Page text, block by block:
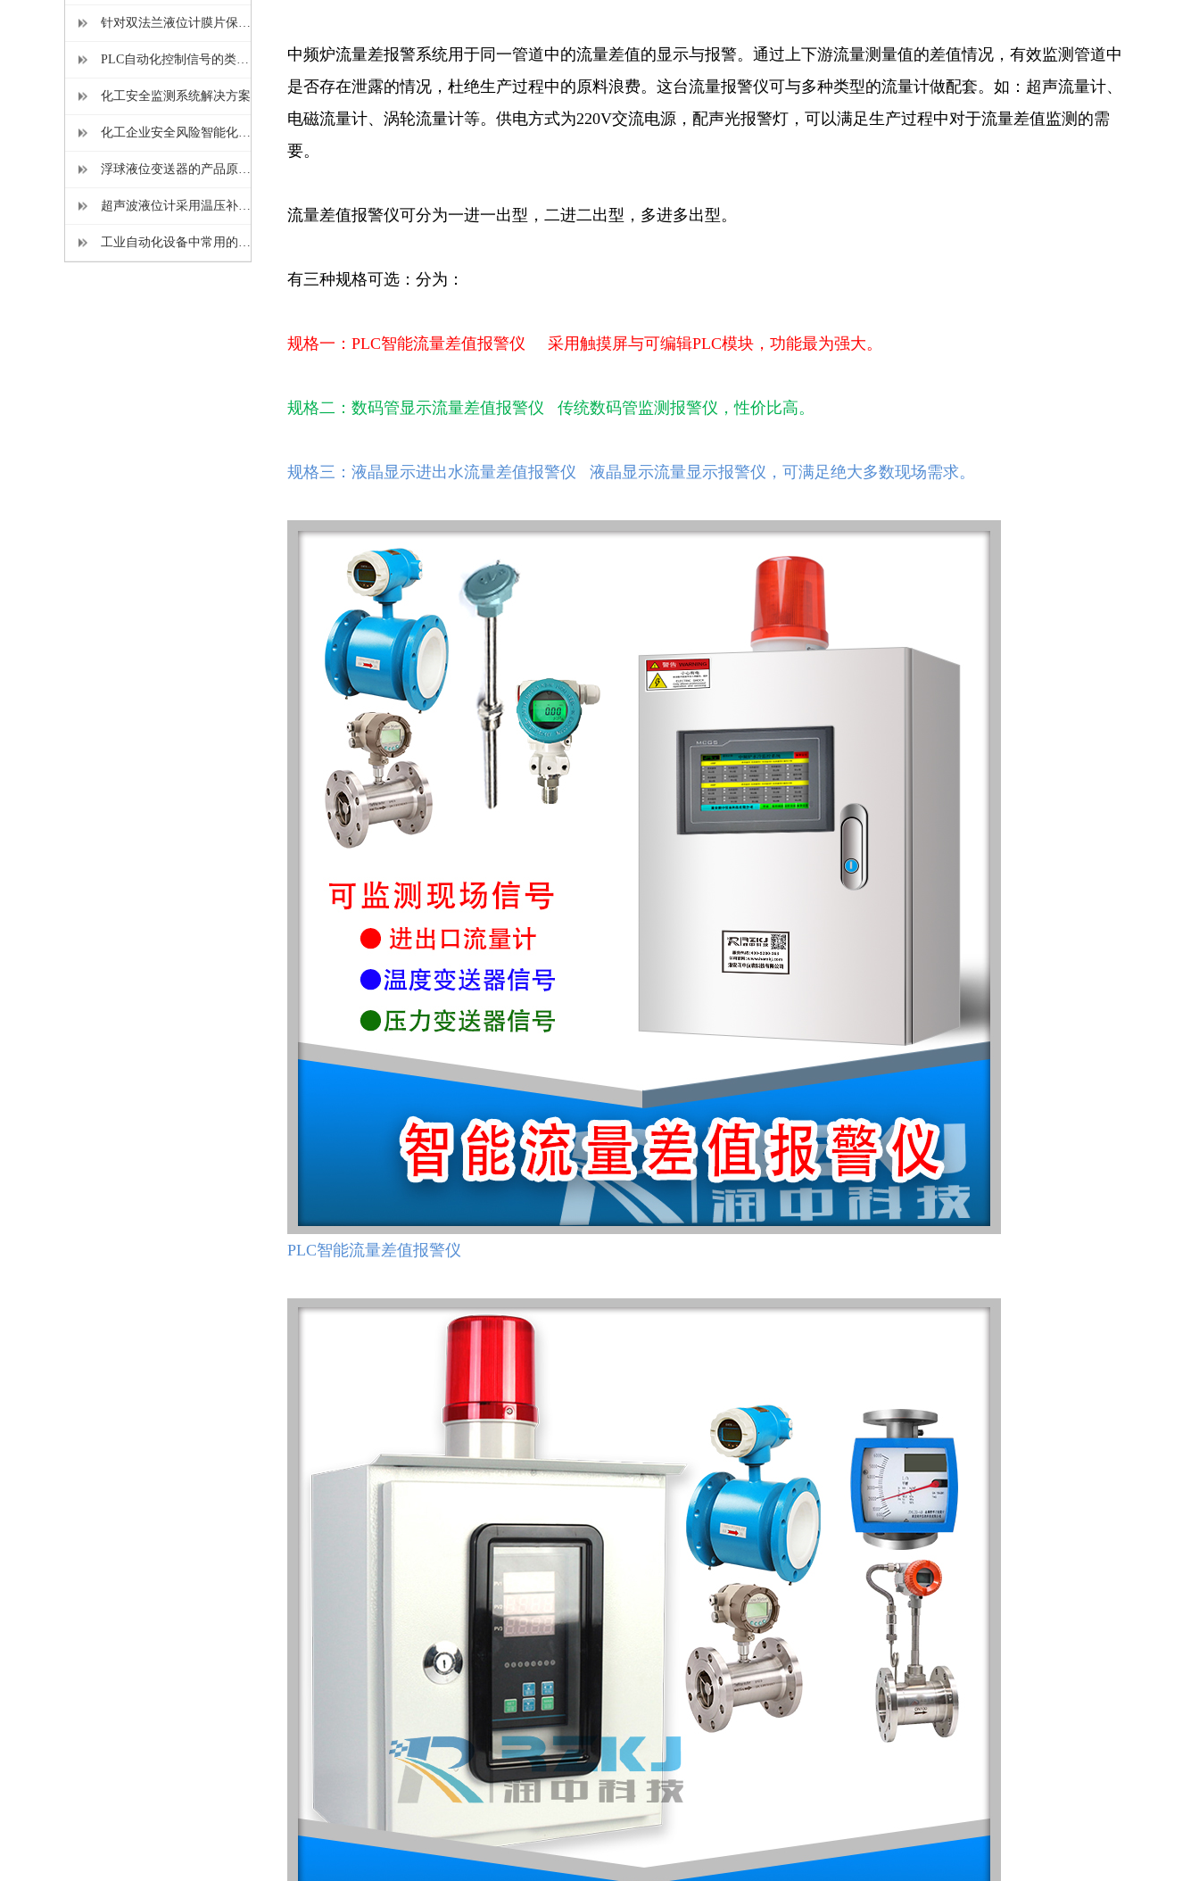
针对双法兰液位计膜片保护的安装改造方法详解
PLC自动化控制信号的类型及相互关系
化工安全监测系统解决方案
化工企业安全风险智能化管控平台
浮球液位变送器的产品原理及使用时的注意事项
超声波液位计采用温压补偿可以有效提高测量精度
工业自动化设备中常用的压力变送器
中频炉流量差报警系统用于同一管道中的流量差值的显示与报警。通过上下游流量测量值的差值情况，有效监测管道中
是否存在泄露的情况，杜绝生产过程中的原料浪费。这台流量报警仪可与多种类型的流量计做配套。如：超声流量计、
电磁流量计、涡轮流量计等。供电方式为220V交流电源，配声光报警灯，可以满足生产过程中对于流量差值监测的需
要。
流量差值报警仪可分为一进一出型，二进二出型，多进多出型。
有三种规格可选：分为：
规格一：PLC智能流量差值报警仪 采用触摸屏与可编辑PLC模块，功能最为强大。
规格二：数码管显示流量差值报警仪 传统数码管监测报警仪，性价比高。
规格三：液晶显示进出水流量差值报警仪 液晶显示流量显示报警仪，可满足绝大多数现场需求。
PLC智能流量差值报警仪